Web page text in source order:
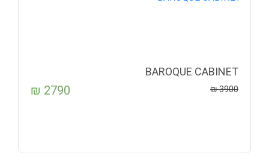
BAROQUE CABINET
3900
₪
2790
₪